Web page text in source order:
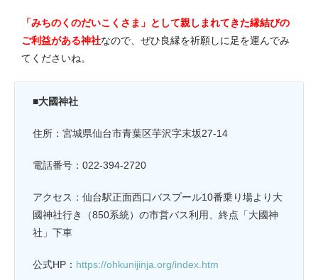
「みちのくのだいこくさま」として親しまれてきた縁結びの
ご利益がある神社なので、ぜひ良縁を祈願しに足を運んでみ
てくださいね。
■大國神社
住所：宮城県仙台市青葉区芋沢字末坂27-14
電話番号：022-394-2720
アクセス：仙台駅正面西口バスプール10番乗り場より大
國神社行き（850系統）の市営バス利用、終点「大國神
社」下車
公式HP： https://ohkunijinja.org/index.htm